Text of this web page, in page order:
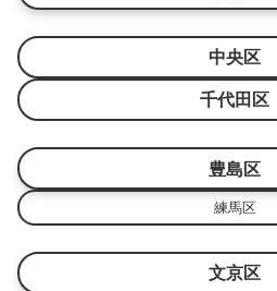
中央区
千代田区
豊島区
練馬区
文京区